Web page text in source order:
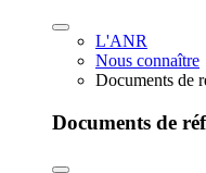
L'ANR
Nous connaître
Documents de
Documents de